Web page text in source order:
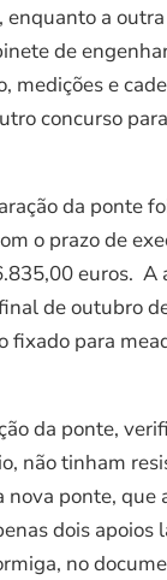
enquanto a
de
medições e
concurso
da ponte
o prazo de
euros. A
de outubro
fixado para
da ponte,
não tinham
nova ponte, que
dois apoios
no